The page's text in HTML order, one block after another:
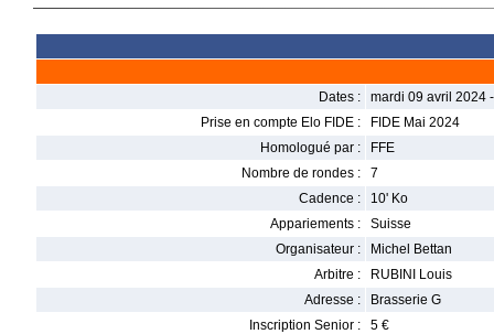
Dates :
mardi 09 avril 2024
Prise en compte Elo FIDE :
FIDE Mai 2024
Homologué par :
FFE
Nombre de rondes :
7
Cadence :
10' Ko
Appariements :
Suisse
Organisateur :
Michel Bettan
Arbitre :
RUBINI Louis
Adresse :
Brasserie G
Inscription Senior :
5 €